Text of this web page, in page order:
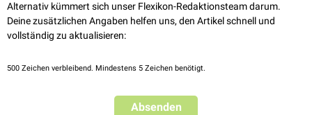
Endometritis
Pyometra
Alternativ kümmert sich unser Flexikon-Redaktionsteam darum.
Deine zusätzlichen Angaben helfen uns, den Artikel schnell und
vollständig zu aktualisieren:
500 Zeichen verbleibend. Mindestens 5 Zeichen benötigt.
Absenden